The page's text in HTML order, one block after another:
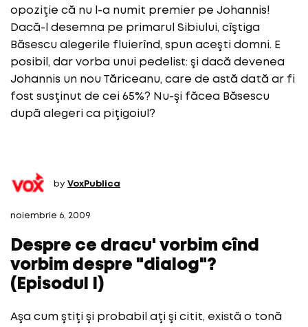
opoziţie că nu l-a numit premier pe Johannis!
Dacă-l desemna pe primarul Sibiului, cîştiga
Băsescu alegerile fluierînd, spun aceşti domni. E
posibil, dar vorba unui pedelist: şi dacă devenea
Johannis un nou Tăriceanu, care de astă dată ar fi
fost susţinut de cei 65%? Nu-şi făcea Băsescu
după alegeri ca piţigoiul?
by VoxPublica
noiembrie 6, 2009
Despre ce dracu' vorbim cînd
vorbim despre "dialog"?
(Episodul I)
Aşa cum ştiţi şi probabil aţi şi citit, există o tonă